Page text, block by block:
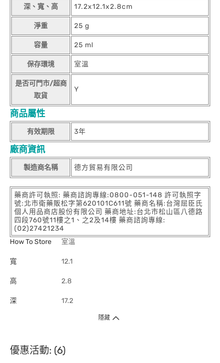
深、寬、高 17.2x12.1x2.8cm
淨重 25 g
容量 25 ml
保存環境 室溫
是否可門市/超商
取貨
Y
商品屬性
有效期限 3年
廠商資訊
製造商名稱 德方貿易有限公司
藥商許可執照: 藥商諮詢專線:0800-051-148 許可執照字
號:北市衛藥販松字第620101C611號 藥商名稱:台灣屈臣氏
個人用品商店股份有限公司 藥商地址:台北市松山區八德路
四段760號11樓之1、之2及14樓 藥商諮詢專線:
(02)27421234
How To Store
室溫
寬 12.1
高 2.8
深 17.2
隱藏
優惠活動: (6)